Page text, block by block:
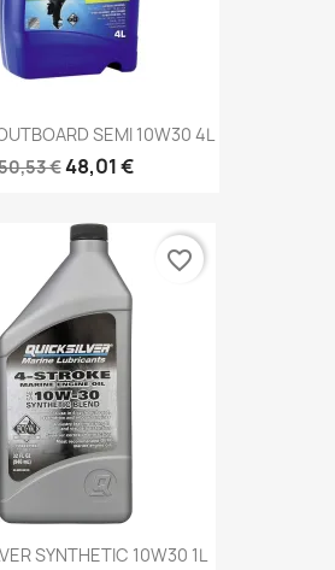
SEMI 10W30 4L
€48,01 €
SYNTHETIC 10W30 1L
favorite_border